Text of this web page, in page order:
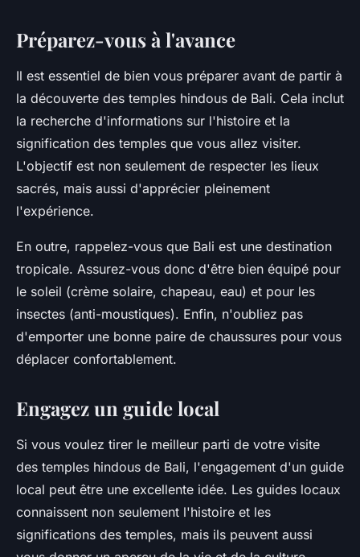
Préparez-vous à l'avance
Il est essentiel de bien vous préparer avant de partir à
la découverte des temples hindous de Bali. Cela inclut
la recherche d'informations sur l'histoire et la
signification des temples que vous allez visiter.
L'objectif est non seulement de respecter les lieux
sacrés, mais aussi d'apprécier pleinement
l'expérience.
En outre, rappelez-vous que Bali est une destination
tropicale. Assurez-vous donc d'être bien équipé pour
le soleil (crème solaire, chapeau, eau) et pour les
insectes (anti-moustiques). Enfin, n'oubliez pas
d'emporter une bonne paire de chaussures pour vous
déplacer confortablement.
Engagez un guide local
Si vous voulez tirer le meilleur parti de votre visite
des temples hindous de Bali, l'engagement d'un guide
local peut être une excellente idée. Les guides locaux
connaissent non seulement l'histoire et les
significations des temples, mais ils peuvent aussi